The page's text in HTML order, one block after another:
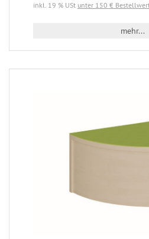
inkl. 19 % USt unter 150 €
mehr...